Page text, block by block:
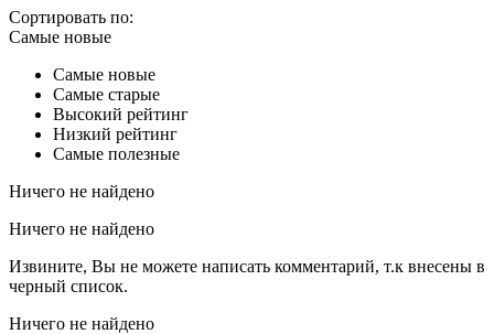
Сортировать по:
Самые новые
Самые новые
Самые старые
Высокий рейтинг
Низкий рейтинг
Самые полезные
Ничего не найдено
Ничего не найдено
Извините, Вы не можете написать комментарий, т.к внесены в
черный список.
Ничего не найдено